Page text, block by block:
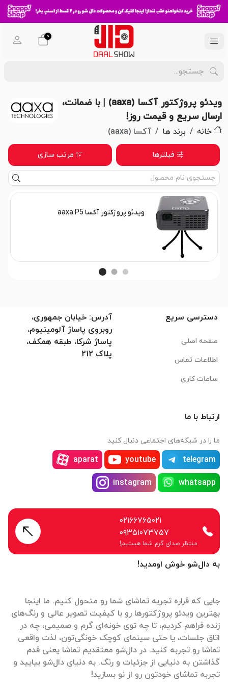
0
ویدئو پروژکتور آکسا (aaxa) | با ضمانت،
ارسال سریع و قیمت روز!
خانه برند ها آکسا (aaxa)
فیلترها مرتب سازی
ویدئو پروژکتور آکسا aaxa P5
به دال‌شو خوش اومدید!
جایی که قراره تجربه تماشای شما رو متحول کنیم. ما اینجا
بهترین ویدئو پروژکتورها رو با کیفیت تصویر عالی و رنگ‌های
زنده فراهم کردیم، تا چه توی خونه‌ای گرم و صمیمی، چه در
اتاق جلسات، یا حتی سینمای کوچک خونگی‌تون، لذت واقعی
تماشا رو تجربه کنید. در دال‌شو معتقدیم تماشا یعنی قدم
گذاشتن به دنیایی از جزئیات و رنگ. به دنیای دال‌شو بیایید و
تجربه تماشای خودتون رو از نو بسازید!
دسترسی سریع
صفحه اصلی
اطلاعات تماس
ساعات کاری
آدرس: خیابان جمهوری،
روبروی پاساژ آلومینیوم،
پاساژ شرکا، طبقه همکف،
پلاک 212
ارتباط با ما
ما را در شبکه‌های اجتماعی دنبال کنید
telegram
youtube
aparat
whatsapp
instagram
۰۲۱۶۶۷۶۵۰۲۱
۰۹۳۵۱۰۷۳۷۵۷
منتظر صدای گرم شما هستیم!